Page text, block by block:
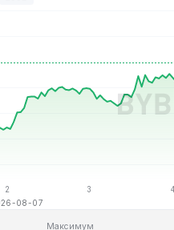
08-07
Максимум